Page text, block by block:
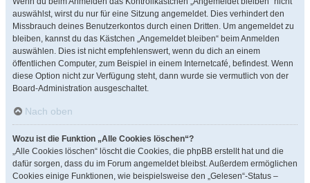
auswählst, wirst du nur für eine Sitzung angemeldet. Dies verhindert den
Missbrauch deines Benutzerkontos durch einen Dritten. Um angemeldet zu
bleiben, kannst du das Kästchen „Angemeldet bleiben“ beim Anmelden
auswählen. Dies ist nicht empfehlenswert, wenn du dich an einem
öffentlichen Computer, zum Beispiel in einem Internetcafé, befindest. Wenn
diese Option nicht zur Verfügung steht, dann wurde sie vermutlich von der
Board-Administration ausgeschaltet.
Nach oben
Wozu ist die Funktion „Alle Cookies löschen“?
„Alle Cookies löschen“ löscht die Cookies, die phpBB erstellt hat und die
dafür sorgen, dass du im Forum angemeldet bleibst. Außerdem ermöglichen
Cookies einige Funktionen, wie beispielsweise den „Gelesen“-Status –